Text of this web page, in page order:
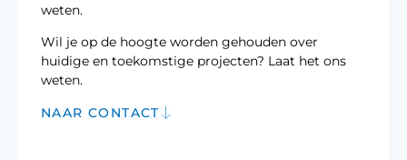
weten.
Wil je op de hoogte worden gehouden over
huidige en toekomstige projecten? Laat het ons
weten.
NAAR CONTACT